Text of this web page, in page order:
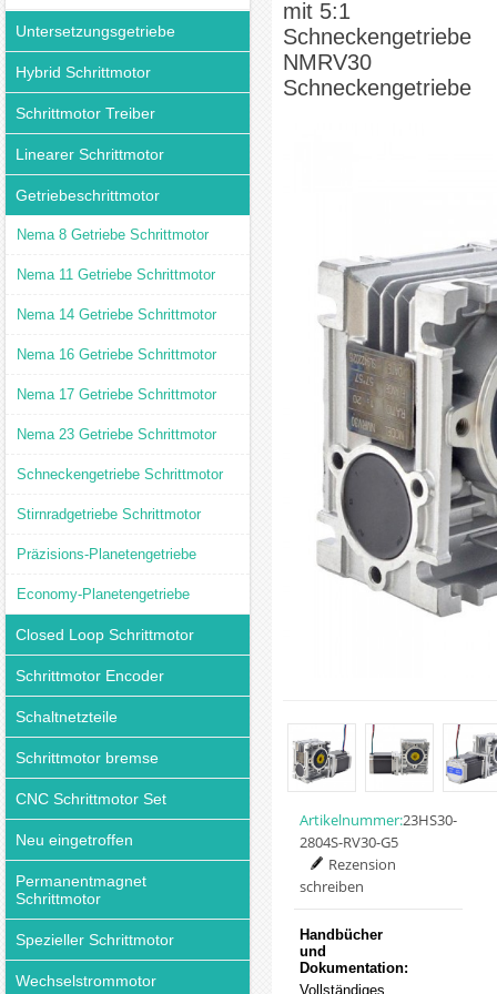
Untersetzungsgetriebe
Hybrid Schrittmotor
Schrittmotor Treiber
Linearer Schrittmotor
Getriebeschrittmotor
Nema 8 Getriebe Schrittmotor
Nema 11 Getriebe Schrittmotor
Nema 14 Getriebe Schrittmotor
Nema 16 Getriebe Schrittmotor
Nema 17 Getriebe Schrittmotor
Nema 23 Getriebe Schrittmotor
Schneckengetriebe Schrittmotor
Stirnradgetriebe Schrittmotor
Präzisions-Planetengetriebe
Economy-Planetengetriebe
Closed Loop Schrittmotor
Schrittmotor Encoder
Schaltnetzteile
Schrittmotor bremse
CNC Schrittmotor Set
Neu eingetroffen
Permanentmagnet
Schrittmotor
Spezieller Schrittmotor
Wechselstrommotor
mit 5:1
Schneckengetriebe
NMRV30
Schneckengetriebe
Artikelnummer:23HS30-
2804S-RV30-G5
Rezension
schreiben
Handbücher
und
Dokumentation:
Vollständiges